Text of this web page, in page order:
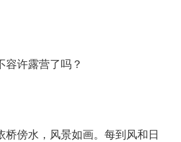
许露营了吗？
傍水，风景如画。每到风和日